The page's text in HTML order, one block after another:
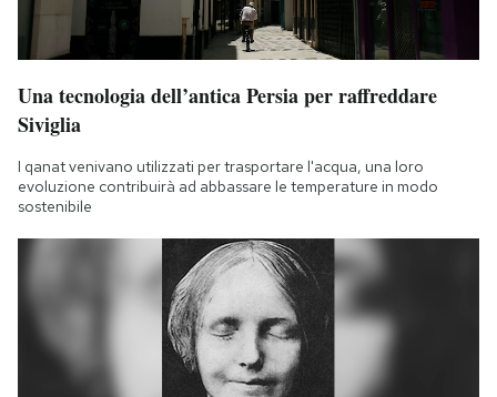
Una tecnologia dell’antica Persia per raffreddare
Siviglia
I qanat venivano utilizzati per trasportare l'acqua, una loro
evoluzione contribuirà ad abbassare le temperature in modo
sostenibile